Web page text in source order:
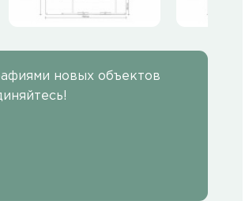
новых объектов